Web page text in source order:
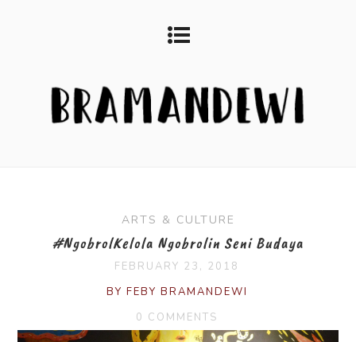
ARTS & CULTURE
#NgobrolKelola Ngobrolin Seni Budaya
FEBRUARY 23, 2018
BY FEBY BRAMANDEWI
0 COMMENTS